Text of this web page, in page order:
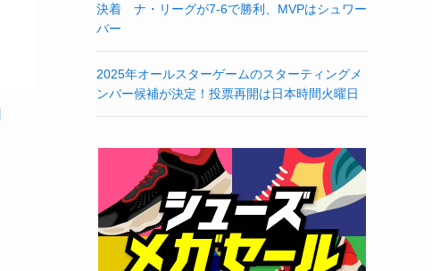
決着 ナ・リーグが7-6で勝利、MVPはシュワー
バー
2025年オールスターゲームのスターティングメ
ンバー候補が決定！投票再開は日本時間火曜日